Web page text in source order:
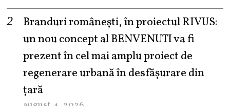
Branduri românești, în proiectul RIVUS:
un nou concept al BENVENUTI va fi
prezent în cel mai amplu proiect de
regenerare urbană în desfășurare din
țară